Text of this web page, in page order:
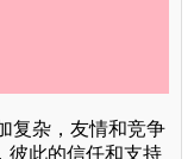
复杂，友情和竞争
彼此的信任和支持